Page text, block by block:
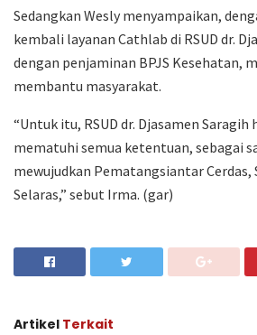
Sedangkan Wesly menyampaikan,
kembali layanan Cathlab di RSUD dr.
dengan penjaminan BPJS Kesehatan,
membantu masyarakat.
“Untuk itu, RSUD dr. Djasamen Saragih
mematuhi semua ketentuan, sebagai
mewujudkan Pematangsiantar Cerdas,
Selaras,” sebut Irma. (gar)
Artikel Terkait